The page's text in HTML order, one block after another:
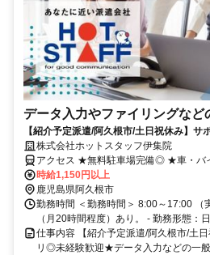
データ入力やファイリングなど
【紹介予定派遣/阿久根市/土日祝休み】
迎★データ入力などの一般事務！
株式会社ホットスタッフ伊集院
アクセス ★無料駐車場完備◎ ★車・バ
時給1,150円以上
鹿児島県阿久根市
勤務時間 ＜勤務時間＞ 8:00～17:00
（月20時間程度）あり。 - 勤務形態：
仕事内容 【紹介予定派遣/阿久根市/土
リ◎未経験歓迎★データ入力などの一